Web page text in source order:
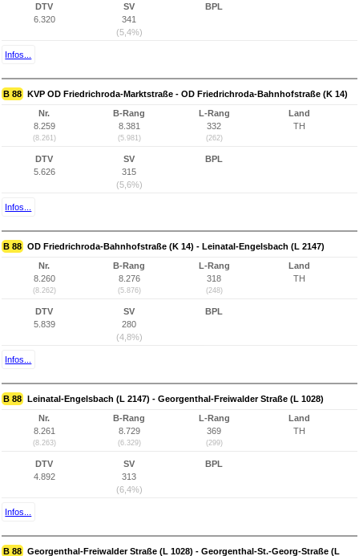
DTV
6.320
SV
341
(5,4%)
BPL
Infos...
B 88 KVP OD Friedrichroda-Marktstraße - OD Friedrichroda-Bahnhofstraße (K 14)
Nr.
8.259
(8.261)
B-Rang
8.381
(5.981)
L-Rang
332
(262)
Land
TH
DTV
5.626
SV
315
(5,6%)
BPL
Infos...
B 88 OD Friedrichroda-Bahnhofstraße (K 14) - Leinatal-Engelsbach (L 2147)
Nr.
8.260
(8.262)
B-Rang
8.276
(5.876)
L-Rang
318
(248)
Land
TH
DTV
5.839
SV
280
(4,8%)
BPL
Infos...
B 88 Leinatal-Engelsbach (L 2147) - Georgenthal-Freiwalder Straße (L 1028)
Nr.
8.261
(8.263)
B-Rang
8.729
(6.329)
L-Rang
369
(299)
Land
TH
DTV
4.892
SV
313
(6,4%)
BPL
Infos...
B 88 Georgenthal-Freiwalder Straße (L 1028) - Georgenthal-St.-Georg-Straße (L